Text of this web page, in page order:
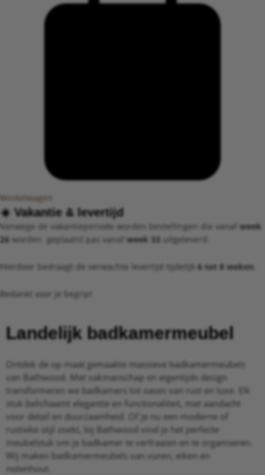
Winkelwagen
☀️ ​Vakantie & levertijd​
Vanwege de vakantieperiode worden bestellingen die vanaf week
26 worden geplaatst pas vanaf week 33 uitgeleverd.
Hierdoor bedraagt de verwachte levertijd tijdelijk 6 tot 8 weken
Bedankt voor je begrip!
Landelijk badkamermeubel
Ontdek de op maat gemaakte massieve badkamermeubels
van Bathwood. Met vakmanschap en eigentijds design
transformeren we badkamers tot oases van rust en luxe. Elk
stuk belichaamt elegantie en functionaliteit, met aandacht
voor detail en duurzaamheid. Of je nu een moderne of
rustieke stijl zoekt, bij Bathwood vind je het perfecte
meubelstuk om je badkamer te verfraaien en te organiseren.
Wij maken badkamermeubels van vuren, eiken en
notenhout.